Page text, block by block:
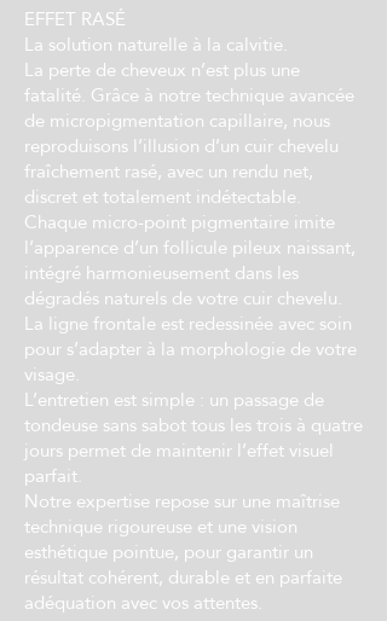
EFFET RASÉ
La solution naturelle à la calvitie.
La perte de cheveux n’est plus une
fatalité. Grâce à notre technique avancée
de micropigmentation capillaire, nous
reproduisons l’illusion d’un cuir chevelu
fraîchement rasé, avec un rendu net,
discret et totalement indétectable.
Chaque micro-point pigmentaire imite
l’apparence d’un follicule pileux naissant,
intégré harmonieusement dans les
dégradés naturels de votre cuir chevelu.
La ligne frontale est redessinée avec soin
pour s’adapter à la morphologie de votre
visage.
L’entretien est simple : un passage de
tondeuse sans sabot tous les trois à quatre
jours permet de maintenir l’effet visuel
parfait.
Notre expertise repose sur une maîtrise
technique rigoureuse et une vision
esthétique pointue, pour garantir un
résultat cohérent, durable et en parfaite
adéquation avec vos attentes.